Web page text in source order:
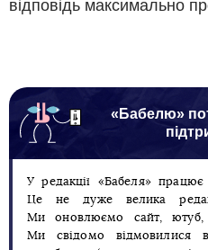
відповідь максимально
«Бабелю»
У редакції «Бабеля»
Це не дуже велика
Ми оновлюємо сайт, ютуб,
Ми свідомо відмовилися